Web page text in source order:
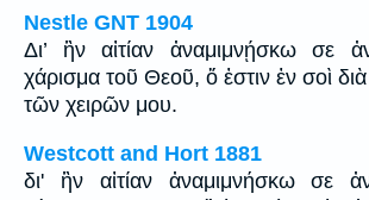
Nestle GNT 1904
Δι’ ἣν αἰτίαν ἀναμιμνῄσκω σε
χάρισμα τοῦ Θεοῦ, ὅ ἐστιν ἐν σοὶ
τῶν χειρῶν μου.
Westcott and Hort 1881
δι' ἣν αἰτίαν ἀναμιμνήσκω σε